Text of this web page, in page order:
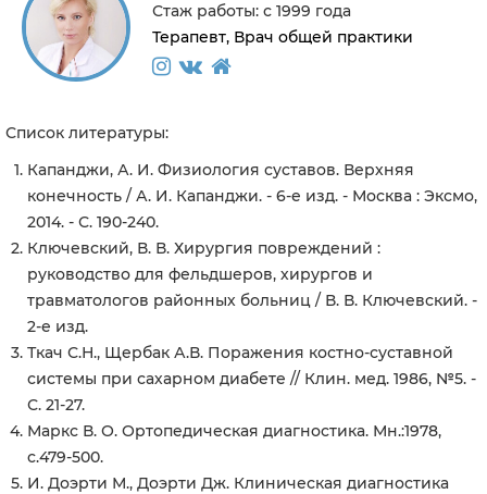
Стаж работы: с 1999 года
Терапевт, Врач общей практики
Список литературы:
Капанджи, А. И. Физиология суставов. Верхняя
конечность / А. И. Капанджи. - 6-е изд. - Москва : Эксмо,
2014. - С. 190-240.
Ключевский, В. В. Хирургия повреждений :
руководство для фельдшеров, хирургов и
травматологов районных больниц / В. В. Ключевский. -
2-е изд.
Ткач С.Н., Щербак А.В. Поражения костно-суставной
системы при сахарном диабете // Клин. мед. 1986, №5. -
С. 21-27.
Маркс В. О. Ортопедическая диагностика. Мн.:1978,
с.479-500.
И. Доэрти М., Доэрти Дж. Клиническая диагностика